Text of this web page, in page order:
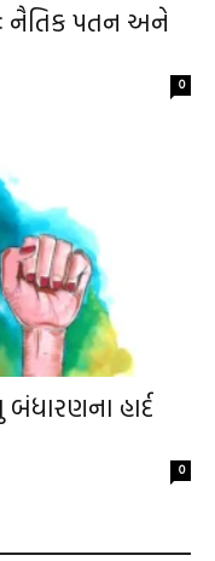
નૈતિક પતન અને
0
હાર્દ
0